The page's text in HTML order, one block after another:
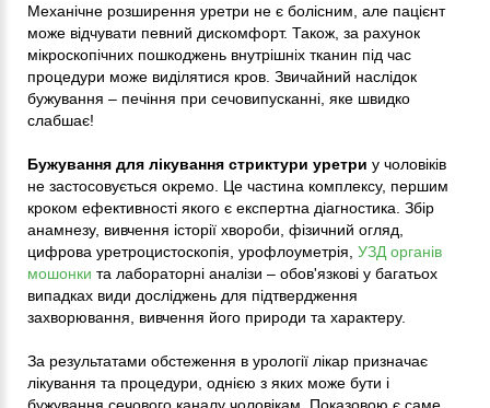
Механічне розширення уретри не є болісним, але пацієнт
може відчувати певний дискомфорт. Також, за рахунок
мікроскопічних пошкоджень внутрішніх тканин під час
процедури може виділятися кров. Звичайний наслідок
бужування – печіння при сечовипусканні, яке швидко
слабшає!
Бужування для лікування стриктури уретри у чоловіків
не застосовується окремо. Це частина комплексу, першим
кроком ефективності якого є експертна діагностика. Збір
анамнезу, вивчення історії хвороби, фізичний огляд,
цифрова уретроцистоскопія, урофлоуметрія, УЗД органів
мошонки та лабораторні аналізи – обов'язкові у багатьох
випадках види досліджень для підтвердження
захворювання, вивчення його природи та характеру.
За результатами обстеження в урології лікар призначає
лікування та процедури, однією з яких може бути і